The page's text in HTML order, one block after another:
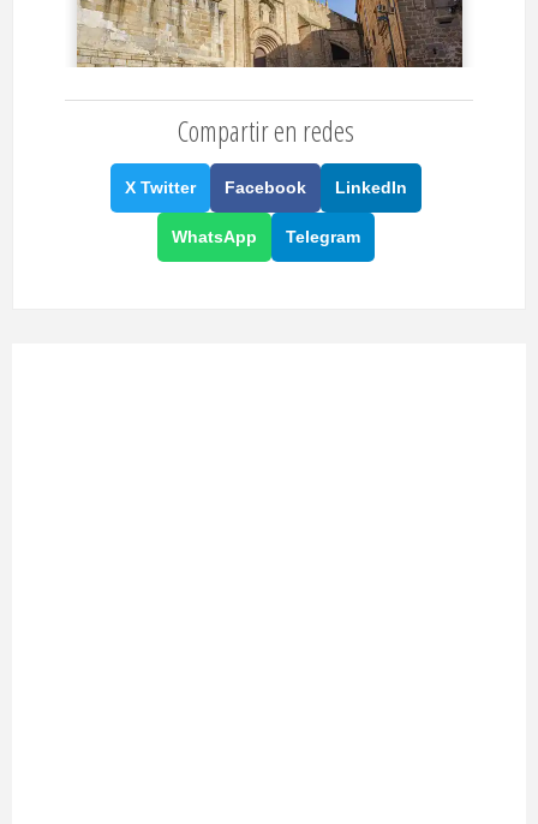
Compartir en redes
X Twitter Facebook LinkedIn
WhatsApp Telegram